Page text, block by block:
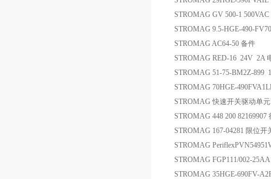
STROMAG GV 500-1
STROMAG 9.5-HGE-490-
STROMAG AC64-50 备件
STROMAG RED-16 24V 2A
STROMAG 51-75-BM2Z-899
STROMAG 70HGE-
STROMAG 快速开关驱动单
STROMAG 448 200 82169907
STROMAG 167-04281 限位开
STROMAG
STROMAG FGP111/002-
STROMAG 35HGE-690FV-